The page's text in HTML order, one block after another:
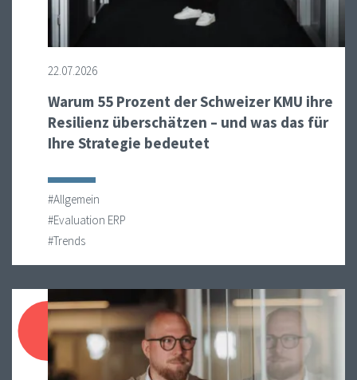
22.07.2026
Warum 55 Prozent der Schweizer KMU ihre
Resilienz überschätzen – und was das für
Ihre Strategie bedeutet
#Allgemein
#Evaluation ERP
#Trends